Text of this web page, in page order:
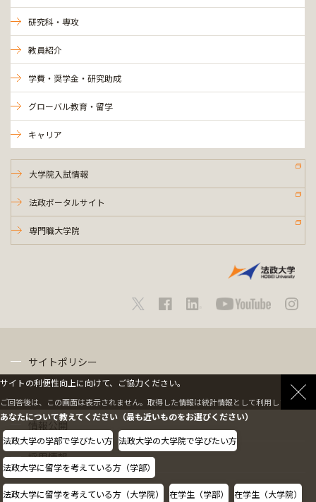
研究科・専攻
教員紹介
学費・奨学金・研究助成
グローバル教育・留学
キャリア
大学院入試情報
法政ポータルサイト
専門職大学院
サイトポリシー
情報公開
採用情報
教職員の方へ
サイトの利便性向上に向けて、ご協力ください。
ご回答後は、この画面は表示されません。取得した情報は統計情報として利用します。
あなたについて教えてください（最も近いものをお選びください）
法政大学の学部で学びたい方 法政大学の大学院で学びたい方
法政大学に留学を考えている方（学部）
法政大学に留学を考えている方（大学院） 在学生（学部） 在学生（大学院）